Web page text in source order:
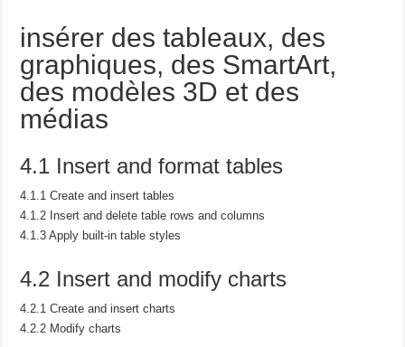
insérer des tableaux, des
graphiques, des SmartArt,
des modèles 3D et des
médias
4.1 Insert and format tables
4.1.1 Create and insert tables
4.1.2 Insert and delete table rows and columns
4.1.3 Apply built-in table styles
4.2 Insert and modify charts
4.2.1 Create and insert charts
4.2.2 Modify charts